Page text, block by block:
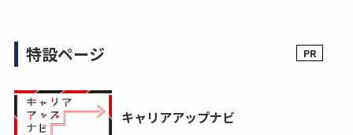
特設ページ
キャリアアップナビ